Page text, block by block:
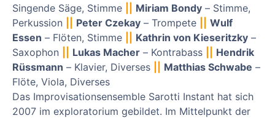
Singende Säge, Stimme
Miriam Bondy – Stimme,
Perkussion
Peter Czekay – Trompete
Wulf
Essen – Flöten, Stimme Kathrin von Kieseritzky –
Saxophon
Lukas Macher – Kontrabass
Hendrik
Rüssmann – Klavier, Diverses Matthias Schwabe –
Flöte, Viola, Diverses
Das Improvisationsensemble Sarotti Instant hat sich
2007 im exploratorium gebildet. Im Mittelpunkt der